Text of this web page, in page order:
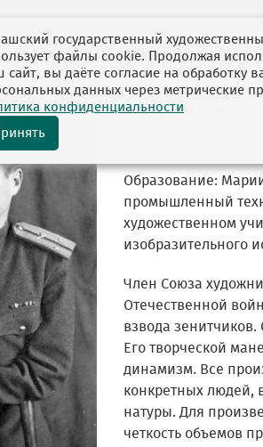
Кудрявцев
Образование:
промышленный
художественном
изобразительного
Член Союза
Отечественной
взвода
Его творческой
динамизм. Все
конкретных людей,
натуры. Для
четкость объемов
государственный
файлы cookie. Продолжая
сайт, вы даёте согласие на обработку
данных через метрические
конфиденциальности